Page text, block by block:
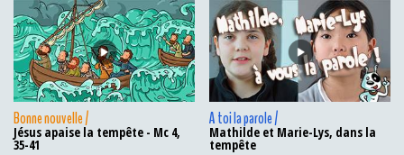
Bonne nouvelle /
Jésus apaise la tempête - Mc 4,
35-41
A toi la parole /
Mathilde et Marie-Lys, dans la
tempête